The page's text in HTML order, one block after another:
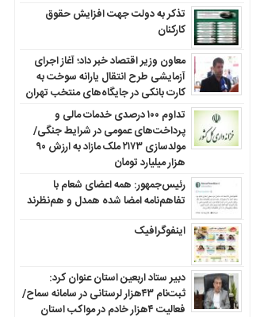
تذکر به دولت جهت افزایش حقوق
کارکنان ‌
معاون وزیر اقتصاد خبر داد؛ آغاز اجرای
آزمایشی طرح انتقال یارانه سوخت به
کارت بانکی در جایگاه‌های منتخب تهران
تداوم ۱۰۰ درصدی خدمات مالی و
پرداخت‌های عمومی در شرایط جنگی/
مولدسازی ۲۱۷۳ ملک مازاد به ارزش ۹۰
هزار میلیارد تومان
رئیس‌جمهور: همه اعضای شعام با
تفاهم‌نامه امضا شده همدل و هم‌نظرند
اینفوگرافیک
دبیر ستاد اربعین استان عنوان کرد:
ثبت‌نام ۴۳هزار لرستانی در سامانه سماح/
فعالیت ۴هزار خادم در مواکب استان